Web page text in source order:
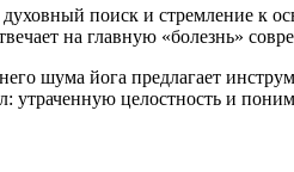
поиск и стремление к
на главную «болезнь»
шума йога предлагает
утраченную целостность и